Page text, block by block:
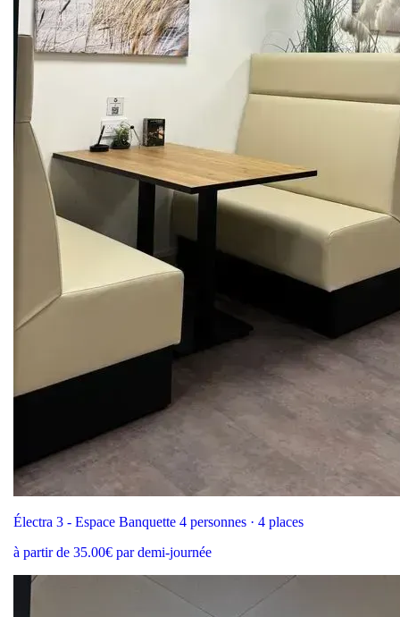
Électra 3 - Espace Banquette 4 personnes · 4 places
à partir de 35.00€ par demi-journée